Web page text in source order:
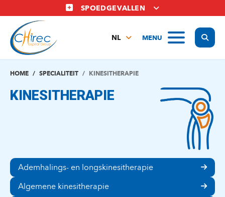
en
naar
inhoud
gaan
SPOEDGEVALLEN
MENU
NL
EN
HOME SPECIALITEIT KINESITHERAPIE
KINESITHERAPIE
Ademhalings- en longskinesitherapie
Algemene kinesitherapie